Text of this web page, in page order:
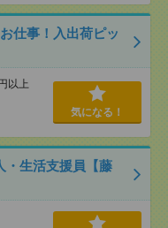
仕事！入出荷ピッ
以上
気になる！
・生活支援員【藤